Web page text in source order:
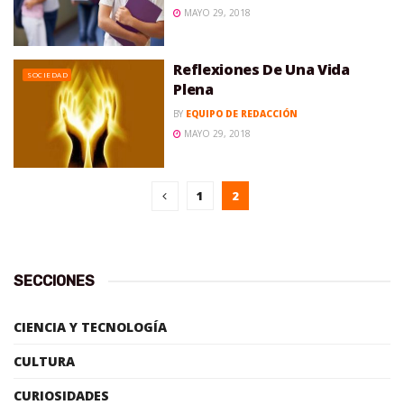
MAYO 29, 2018
SOCIEDAD
Reflexiones De Una Vida
Plena
BY EQUIPO DE REDACCIÓN
MAYO 29, 2018
1 2
SECCIONES
CIENCIA Y TECNOLOGÍA
CULTURA
CURIOSIDADES